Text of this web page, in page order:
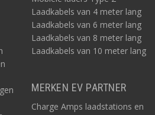
Laadkabels van 4 meter lang
Laadkabels van 6 meter lang
Laadkabels van 8 meter lang
Laadkabels van 10 meter lang
MERKEN EV PARTNER
Charge Amps laadstations en